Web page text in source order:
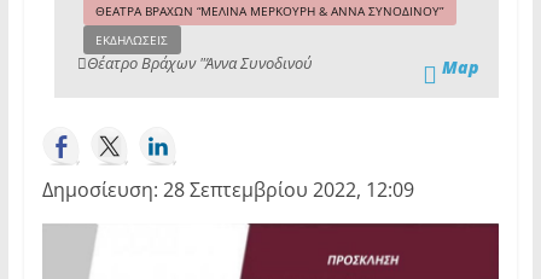
ΘΕΑΤΡΑ ΒΡΑΧΩΝ “ΜΕΛΙΝΑ ΜΕΡΚΟΥΡΗ & ΑΝΝΑ ΣΥΝΟΔΙΝΟΥ”
ΕΚΔΗΛΩΣΕΙΣ
Θέατρο Βράχων "Άννα Συνοδινού Map
Δημοσίευση: 28 Σεπτεμβρίου 2022, 12:09